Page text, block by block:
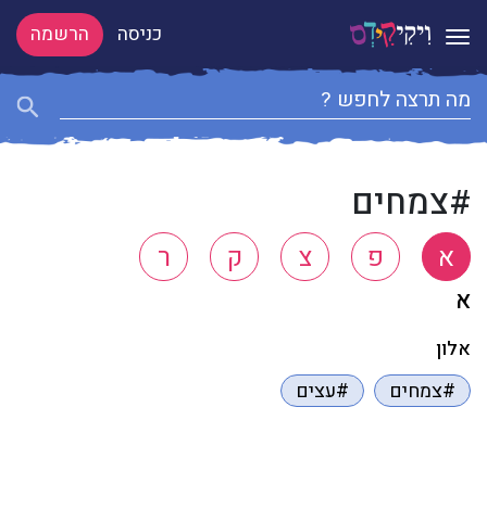
Toggle navigation כניסה הרשמה
#צמחים
א פ צ ק ר
א
אלון
#צמחים
#עצים